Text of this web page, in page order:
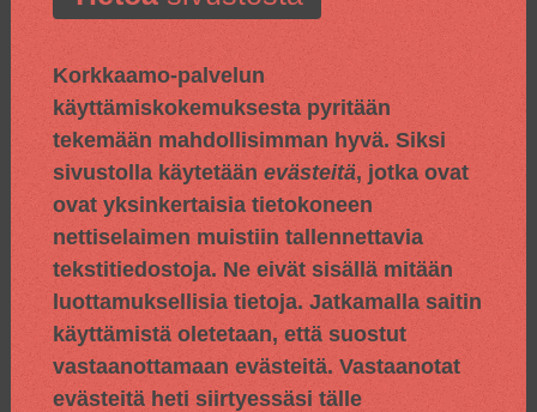
Korkkaamo-palvelun
käyttämiskokemuksesta pyritään
tekemään mahdollisimman hyvä. Siksi
sivustolla käytetään evästeitä, jotka ovat
ovat yksinkertaisia tietokoneen
nettiselaimen muistiin tallennettavia
tekstitiedostoja. Ne eivät sisällä mitään
luottamuksellisia tietoja. Jatkamalla saitin
käyttämistä oletetaan, että suostut
vastaanottamaan evästeitä. Vastaanotat
evästeitä heti siirtyessäsi tälle